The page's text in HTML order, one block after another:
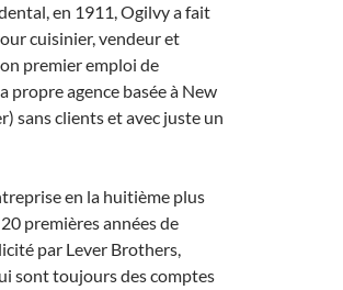
en 1911, Ogilvy a fait
cuisinier, vendeur et
premier emploi de
propre agence basée à New
sans clients et avec juste un
en la huitième plus
premières années de
par Lever Brothers,
sont toujours des comptes